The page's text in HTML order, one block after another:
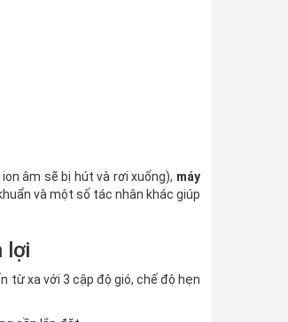
âm sẽ bị hút và rơi xuống), máy
và một số tác nhân khác giúp
lợi
từ xa với 3 cập độ gió, chế độ hẹn